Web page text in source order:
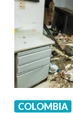
COLOMBIA